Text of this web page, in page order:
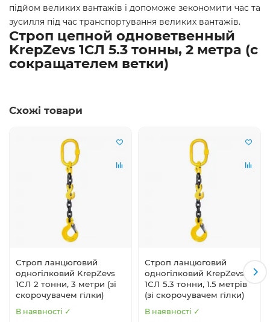
підйом великих вантажів і допоможе зекономити час та
зусилля під час транспортування великих вантажів.
Строп цепной одноветвенный
KrepZevs 1СЛ 5.3 тонны, 2 метра (с
сокращателем ветки)
Схожі товари
Строп ланцюговий
одногілковий KrepZevs
1СЛ 2 тонни, 3 метри (зі
скорочувачем гілки)
В наявності ✓
Строп ланцюговий
одногілковий KrepZevs
1СЛ 5.3 тонни, 1.5 метрів
(зі скорочувачем гілки)
В наявності ✓